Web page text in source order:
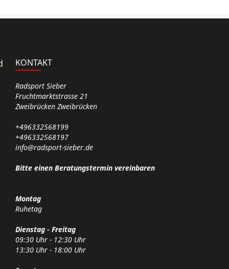
KONTAKT
Radsport Sieber
Fruchtmarktstrasse 21
Zweibrücken Zweibrücken
+496332568199
+496332568197
info@radsport-sieber.de
Bitte einen Beratungstermin vereinbaren
Montag
Ruhetag
Dienstag - Freitag
09:30 Uhr - 12:30 Uhr
13:30 Uhr - 18:00 Uhr